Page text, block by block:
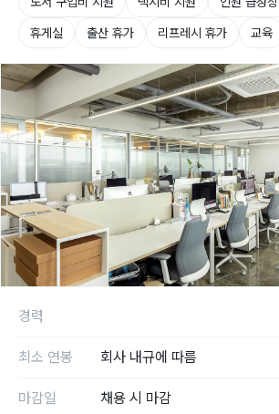
휴게실 출산 휴가 리프레시 휴가 교육
경력
최소 연봉 회사 내규에 따름
마감일 채용 시 마감